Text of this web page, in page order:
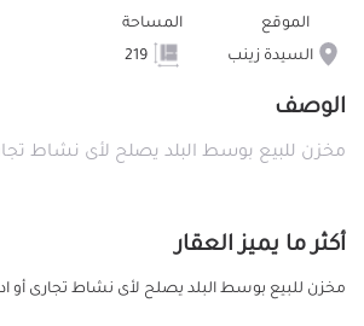
الموقع
السيدة زينب
المساحة
219
الوصف
مخزن للبيع بوسط البلد يصلح لأى نشاط
أكثر ما يميز العقار
مخزن للبيع بوسط البلد يصلح لأى نشاط تجارى أو